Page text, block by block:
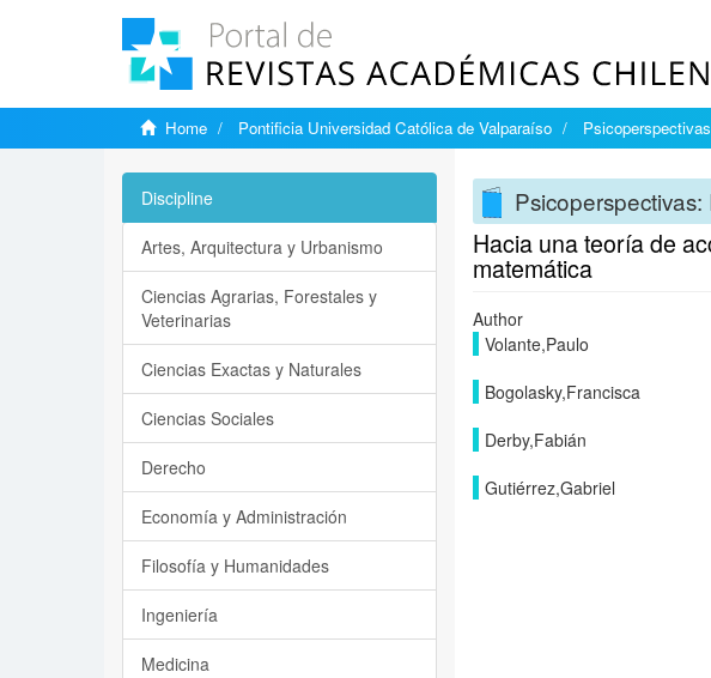
Home Pontificia Universidad Católica de Valparaíso
Hacia una teoría de
matemática
Author
Volante,Paulo
Bogolasky,Francisca
Derby,Fabián
Gutiérrez,Gabriel
Discipline
Artes, Arquitectura y Urbanismo
Ciencias Agrarias, Forestales y
Veterinarias
Ciencias Exactas y Naturales
Ciencias Sociales
Derecho
Economía y Administración
Filosofía y Humanidades
Ingeniería
Medicina